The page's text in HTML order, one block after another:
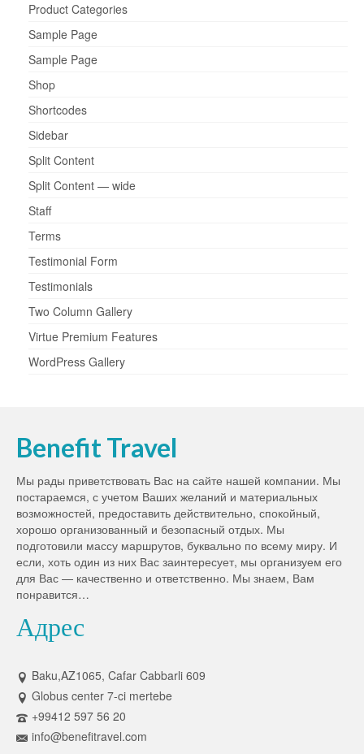
Product Categories
Sample Page
Sample Page
Shop
Shortcodes
Sidebar
Split Content
Split Content — wide
Staff
Terms
Testimonial Form
Testimonials
Two Column Gallery
Virtue Premium Features
WordPress Gallery
Benefit Travel
Мы рады приветствовать Вас на сайте нашей компании. Мы
постараемся, с учетом Ваших желаний и материальных
возможностей, предоставить действительно, спокойный,
хорошо организованный и безопасный отдых. Мы
подготовили массу маршрутов, буквально по всему миру. И
если, хоть один из них Вас заинтересует, мы организуем его
для Вас — качественно и ответственно. Мы знаем, Вам
понравится…
Адрес
Baku,AZ1065, Cafar Cabbarli 609
Globus center 7-ci mertebe
+99412 597 56 20
info@benefitravel.com